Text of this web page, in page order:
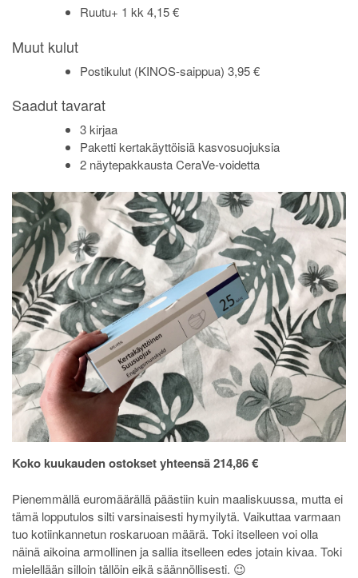
Ruutu+ 1 kk 4,15 €
Muut kulut
Postikulut (KINOS-saippua) 3,95 €
Saadut tavarat
3 kirjaa
Paketti kertakäyttöisiä kasvosuojuksia
2 näytepakkausta CeraVe-voidetta
Koko kuukauden ostokset yhteensä 214,86 €
Pienemmällä euromäärällä päästiin kuin maaliskuussa, mutta ei
tämä lopputulos silti varsinaisesti hymyilytä. Vaikuttaa varmaan
tuo kotiinkannetun roskaruoan määrä. Toki itselleen voi olla
näinä aikoina armollinen ja sallia itselleen edes jotain kivaa. Toki
mielellään silloin tällöin eikä säännöllisesti. 😉